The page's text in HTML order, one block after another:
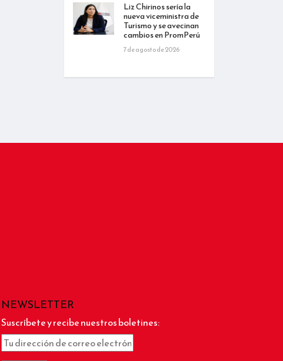
Liz Chirinos sería la
nueva viceministra de
Turismo y se avecinan
cambios en PromPerú
7 de agosto de 2026
NEWSLETTER
Suscríbete y recibe nuestros boletines: